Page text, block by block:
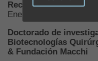
Reconstructiva
Enero 2006 - Diciembre
Doctorado de
Biotecnologías
& Fundación Macchi